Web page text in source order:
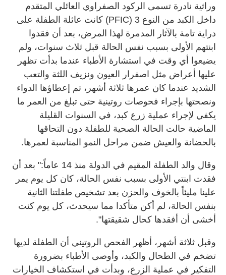
وراثية نادرة تسمى الركود الصفراوي العائلي المتقدم
داخل الكبد من النوع 3 (PFIC) كانت عائلة الطفلة على
دراية تامة بالآثار المدمرة لهذا المرض، بعد أن فقدوا
ابنتهم الأولى بسبب نفس الحالة قبل ثلاث سنوات، ولم
يضيعوا أي وقت في استشارة الأطباء عندما بدأت تظهر
عليها أعراض مثل اصفرار العيون ونزيف اللثة والتعب
الشديد عندما كان عمرها ثلاثة أشهر، تم إعطاؤها الدواء
ونصحتها بإجراء فحوصات روتينية حتى تبلغ من العمر ما
يكفي لإجراء عملية زرع كبد، في السنوات القليلة
الماضية حالت الحالة الصحية للطفلة دون التحاقها
بالحضانة والعيش ضمن مراحل النمو المناسبة لعمرها.
وقال والد الطفلة المقيم في الدولة منذ 14 عاماً:" بعد أن
فقدت ابنتي الأولى بسبب نفس الحالة، كان كل يوم يمر
علينا مليئاً بالخوف والحزن بعد تشخيص طفلتنا الثانية
بنفس الحالة، لم أكن متأكدا مما سيحدث، كل يوم كنت
أخشى أن أفقدها كحال شقيقتها".
وقبل ثلاثة أشهر، أظهر الفحص الروتيني أن الطفلة لديها
تضخم في الطحال والكبد، وأوصى الأطباء بضرورة
التفكير في عملية الزرع، وبدأت في استكشاف الخيارات